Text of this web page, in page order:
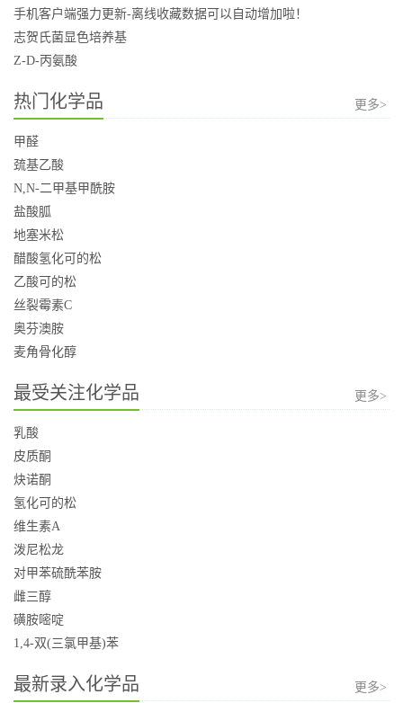
手机客户端强力更新-离线收藏数据可以自动增加啦！
志贺氏菌显色培养基
Z-D-丙氨酸
热门化学品 更多>
甲醛
巯基乙酸
N,N-二甲基甲酰胺
盐酸胍
地塞米松
醋酸氢化可的松
乙酸可的松
丝裂霉素C
奥芬澳胺
麦角骨化醇
最受关注化学品 更多>
乳酸
皮质酮
炔诺酮
氢化可的松
维生素A
泼尼松龙
对甲苯硫酰苯胺
雌三醇
磺胺嘧啶
1,4-双(三氯甲基)苯
最新录入化学品 更多>